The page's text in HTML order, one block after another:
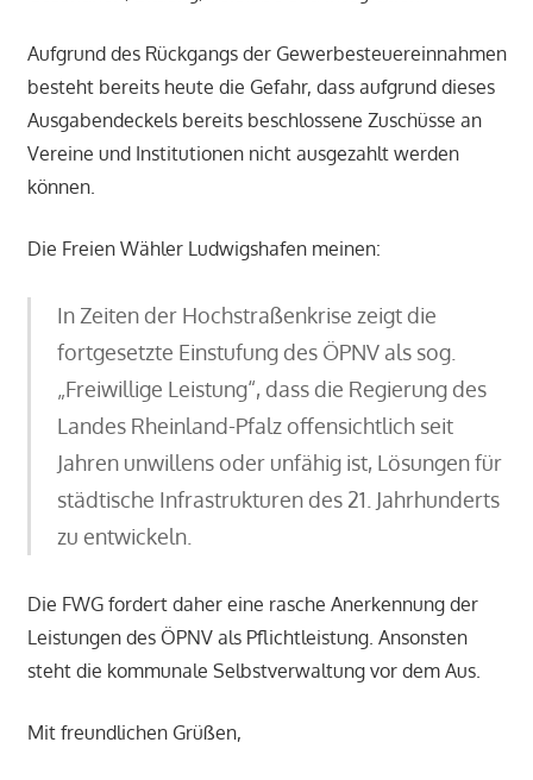
Aufgrund des Rückgangs der Gewerbesteuereinnahmen
besteht bereits heute die Gefahr, dass aufgrund dieses
Ausgabendeckels bereits beschlossene Zuschüsse an
Vereine und Institutionen nicht ausgezahlt werden
können.
Die Freien Wähler Ludwigshafen meinen:
In Zeiten der Hochstraßenkrise zeigt die
fortgesetzte Einstufung des ÖPNV als sog.
„Freiwillige Leistung“, dass die Regierung des
Landes Rheinland-Pfalz offensichtlich seit
Jahren unwillens oder unfähig ist, Lösungen für
städtische Infrastrukturen des 21. Jahrhunderts
zu entwickeln.
Die FWG fordert daher eine rasche Anerkennung der
Leistungen des ÖPNV als Pflichtleistung. Ansonsten
steht die kommunale Selbstverwaltung vor dem Aus.
Mit freundlichen Grüßen,